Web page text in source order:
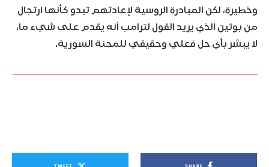
وخطيرة، لكن المبادرة الروسية لإعادتهم تبدو كأنها ارتجال
من بوتين الذي يريد القول لترامب أنه يقدم على شيء ما،
لا يبشر بأي حل فعلي وحقيقي للمحنة السورية.